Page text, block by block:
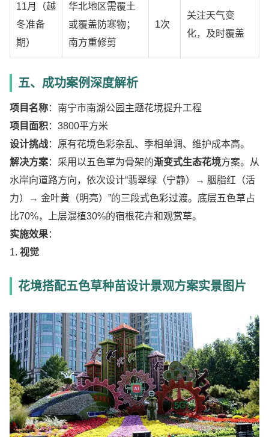
11月（越
冬准备
期）
华北地区需覆土
或覆盖防寒物；
南方重修剪
1次
关注天气变
化，及时覆盖
五、成功案例深度解析
项目名称：南宁市南湖公园主题花境提升工程
项目面积：3800平方米
设计挑战：原有花境色彩杂乱、季相单调、维护成本高。
解决方案：采用以五色草为骨架的渐变式生态花境方案。从
水岸向道路方向，依次设计“翡翠绿（宁静）→ 胭脂红（活
力）→ 金叶黄（明亮）”的三段式色彩过渡。底层五色草占
比70%，上层混植30%的宿根花卉和观赏草。
实施效果：
1. 视觉
花境搭配五色草种苗设计景观方案实景图片